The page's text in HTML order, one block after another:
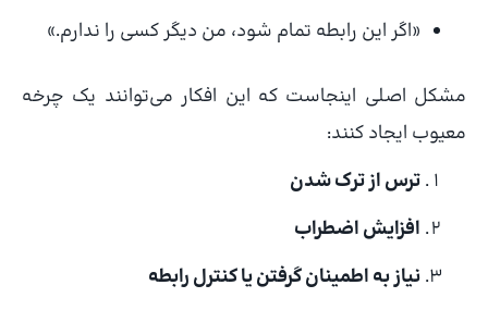
«اگر این رابطه تمام شود، من دیگر کسی را ندارم.»
مشکل اصلی اینجاست که این افکار می‌توانند یک چرخه
معیوب ایجاد کنند:
ترس از ترک شدن
افزایش اضطراب
نیاز به اطمینان گرفتن یا کنترل رابطه